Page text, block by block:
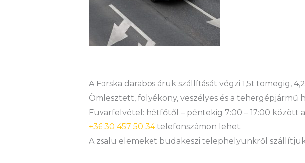
A Forska darabos áruk szállítását végzi 1,5t tömegig,
Ömlesztett, folyékony, veszélyes és a tehergépjármű
Fuvarfelvétel: hétfőtől – péntekig 7:00 – 17:00 között a
+36 30 457 50 34telefonszámon lehet.
A zsalu elemeket budakeszi telephelyünkről